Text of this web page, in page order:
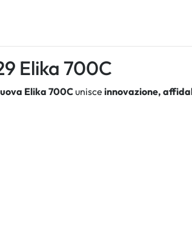
Elika 700C
Elika 700Cunisce innovazione,